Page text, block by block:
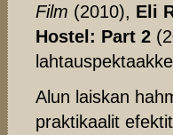
Film (2010), Eli
Hostel: Part 2
Alun laiskan
praktikaalit